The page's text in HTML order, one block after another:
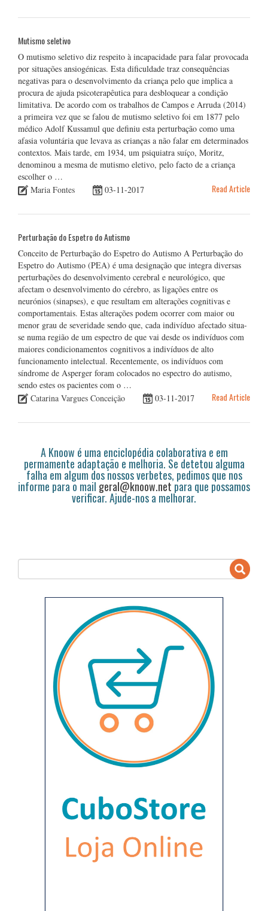
Mutismo seletivo
O mutismo seletivo diz respeito à incapacidade para falar provocada
por situações ansiogénicas. Esta dificuldade traz consequências
negativas para o desenvolvimento da criança pelo que implica a
procura de ajuda psicoterapêutica para desbloquear a condição
limitativa. De acordo com os trabalhos de Campos e Arruda (2014)
a primeira vez que se falou de mutismo seletivo foi em 1877 pelo
médico Adolf Kussamul que definiu esta perturbação como uma
afasia voluntária que levava as crianças a não falar em determinados
contextos. Mais tarde, em 1934, um psiquiatra suíço, Moritz,
denominou a mesma de mutismo eletivo, pelo facto de a criança
escolher o …
Maria Fontes
03-11-2017 Read Article
Perturbação do Espetro do Autismo
Conceito de Perturbação do Espetro do Autismo A Perturbação do
Espetro do Autismo (PEA) é uma designação que integra diversas
perturbações do desenvolvimento cerebral e neurológico, que
afectam o desenvolvimento do cérebro, as ligações entre os
neurónios (sinapses), e que resultam em alterações cognitivas e
comportamentais. Estas alterações podem ocorrer com maior ou
menor grau de severidade sendo que, cada indivíduo afectado situa-
se numa região de um espectro de que vai desde os indivíduos com
maiores condicionamentos cognitivos a indivíduos de alto
funcionamento intelectual. Recentemente, os indivíduos com
síndrome de Asperger foram colocados no espectro do autismo,
sendo estes os pacientes com o …
Catarina Vargues Conceição
03-11-2017 Read Article
A Knoow é uma enciclopédia colaborativa e em
permamente adaptação e melhoria. Se detetou alguma
falha em algum dos nossos verbetes, pedimos que nos
informe para o mail geral@knoow.netpara que possamos
verificar. Ajude-nos a melhorar.